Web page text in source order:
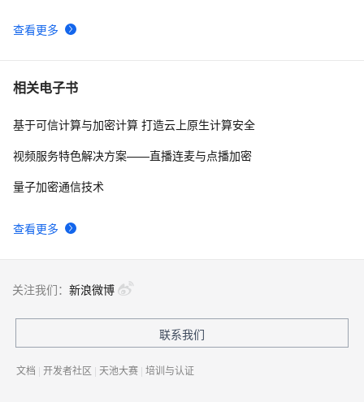
9 【Android 安全】DEX 加密 ( 常用 Android 反编译工具 |
10
查看更多
相关电子书
查看更多
基于可信计算与加密计算 打造云上原生计算安全
视频服务特色解决方案——直播连麦与点播加密
量子加密通信技术
关注我们： 新浪微博
联系我们
文档 | 开发者社区 | 天池大赛 | 培训与认证